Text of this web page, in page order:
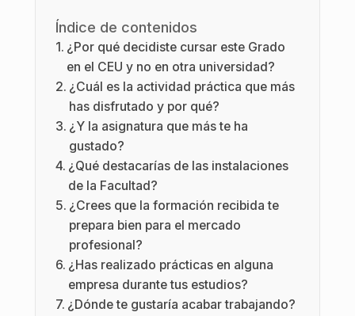
Índice de contenidos
¿Por qué decidiste cursar este Grado
en el CEU y no en otra universidad?
¿Cuál es la actividad práctica que más
has disfrutado y por qué?
¿Y la asignatura que más te ha
gustado?
¿Qué destacarías de las instalaciones
de la Facultad?
¿Crees que la formación recibida te
prepara bien para el mercado
profesional?
¿Has realizado prácticas en alguna
empresa durante tus estudios?
¿Dónde te gustaría acabar trabajando?